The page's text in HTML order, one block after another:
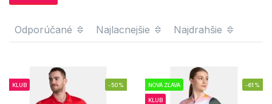
Odporúčané Najlacnejšie Najdrahšie
KLUB -50% NOVÁ ZĽAVA
KLUB
-61%